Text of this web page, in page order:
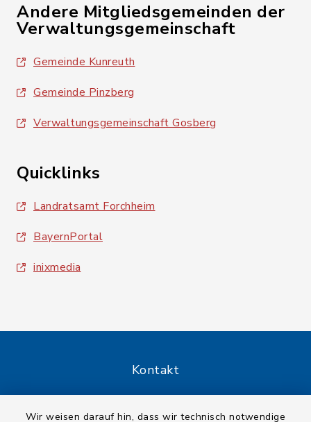
Wir weisen darauf hin, dass wir technisch notwendige
Andere Mitgliedsgemeinden der
Verwaltungsgemeinschaft
Gemeinde Kunreuth
Gemeinde Pinzberg
Verwaltungsgemeinschaft Gosberg
Quicklinks
Landratsamt Forchheim
BayernPortal
inixmedia
Kontakt